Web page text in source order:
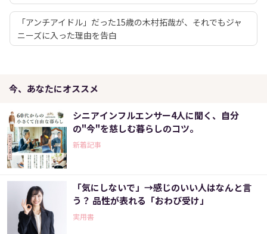
「アンチアイドル」だった15歳の木村拓哉が、それでもジャ
ニーズに入った理由を告白
今、あなたにオススメ
シニアインフルエンサー4人に聞く、自分
の"今"を慈しむ暮らしのコツ。
新着記事
「気にしないで」→感じのいい人はなんと言
う？ 品性が表れる「おわび受け」
実用書